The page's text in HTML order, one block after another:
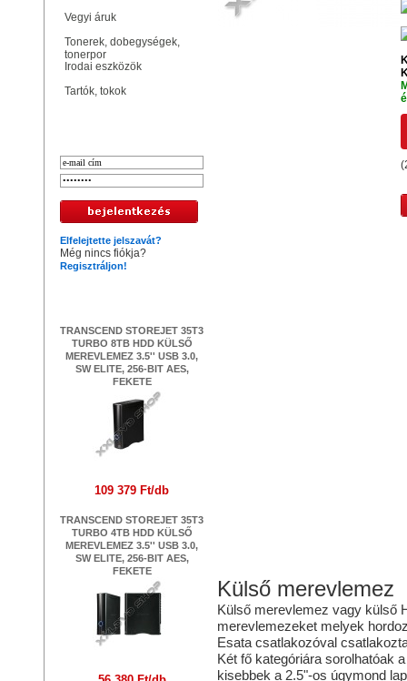
Vegyi áruk
Tonerek, dobegységek,
tonerpor
Irodai eszközök
Tartók, tokok
Elfelejtette jelszavát?
Még nincs fiókja?
Regisztráljon!
TRANSCEND STOREJET 35T3
TURBO 8TB HDD KÜLSŐ
MEREVLEMEZ 3.5'' USB 3.0,
SW ELITE, 256-BIT AES,
FEKETE
109 379 Ft/db
TRANSCEND STOREJET 35T3
TURBO 4TB HDD KÜLSŐ
MEREVLEMEZ 3.5'' USB 3.0,
SW ELITE, 256-BIT AES,
FEKETE
Külső merevlemez
Külső merevlemez vagy külső
merevlemezeket melyek
Esata csatlakozóval
Két fő kategóriára sorolhatóak
kisebbek a 2.5"-os úgymond